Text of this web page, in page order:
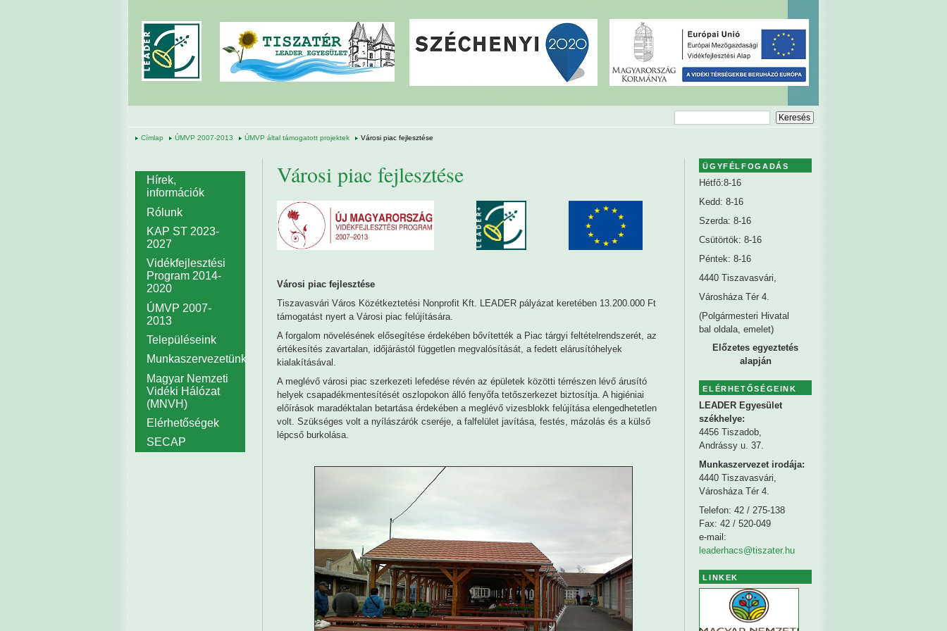
Címlap ÚMVP 2007-2013 ÚMVP által támogatott projektek Városi piac fejlesztése
Városi piac fejlesztése
Városi piac fejlesztése
Tiszavasvári Város Közétkeztetési Nonprofit Kft. LEADER pályázat keretében 13.200.000 Ft
támogatást nyert a Városi piac felújítására.
A forgalom növelésének elősegítése érdekében bővítették a Piac tárgyi feltételrendszerét, az
értékesítés zavartalan, időjárástól független megvalósítását, a fedett elárusítóhelyek
kialakításával.
A meglévő városi piac szerkezeti lefedése révén az épületek közötti térrészen lévő árusító
helyek csapadékmentesítését oszlopokon álló fenyőfa tetőszerkezet biztosítja. A higiéniai
előírások maradéktalan betartása érdekében a meglévő vizesblokk felújítása elengedhetetlen
volt. Szükséges volt a nyílászárók cseréje, a falfelület javítása, festés, mázolás és a külső
lépcső burkolása.
Hírek,
információk
Rólunk
KAP ST 2023-
2027
Vidékfejlesztési
Program 2014-
2020
ÚMVP 2007-
2013
Településeink
Munkaszervezetünk
Magyar Nemzeti
Vidéki Hálózat
(MNVH)
Elérhetőségek
SECAP
ÜGYFÉLFOGADÁS
Hétfő:8-16
Kedd: 8-16
Szerda: 8-16
Csütörtök: 8-16
Péntek: 8-16
4440 Tiszavasvári,
Városháza Tér 4.
(Polgármesteri Hivatal
bal oldala, emelet)
Előzetes egyeztetés
alapján
ELÉRHETŐSÉGEINK
LEADER Egyesület
székhelye:
4456 Tiszadob,
Andrássy u. 37.
Munkaszervezet irodája:
4440 Tiszavasvári,
Városháza Tér 4.
Telefon: 42 / 275-138
Fax: 42 / 520-049
e-mail:
leaderhacs@tiszater.hu
LINKEK